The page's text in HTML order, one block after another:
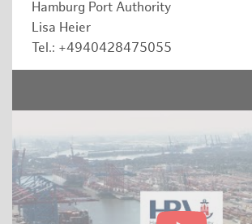
Hamburg Port Authority
Lisa Heier
Tel.: +4940428475055